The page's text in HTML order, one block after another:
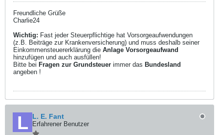
Freundliche Grüße
Charlie24
Wichtig: Fast jeder Steuerpflichtige hat Vorsorgeaufwendungen
(z.B. Beiträge zur Krankenversicherung) und muss deshalb seiner
Einkommensteuererklärung die Anlage Vorsorgeaufwand
hinzufügen und auch ausfüllen!
Bitte bei Fragen zur Grundsteuer immer das Bundesland
angeben !
L. E. Fant
Erfahrener Benutzer